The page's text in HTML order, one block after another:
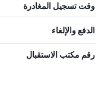
وقت تسجيل المغادرة
الدفع والإلغاء
رقم مكتب الاستقبال